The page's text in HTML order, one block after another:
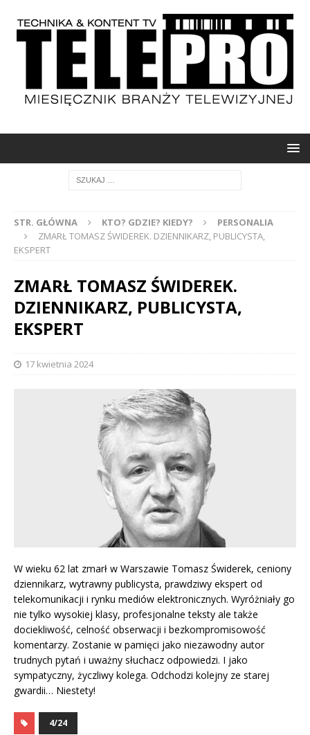
STR. GŁÓWNA KTO? GDZIE? KIEDY?
PERSONALIA
ZMARŁ TOMASZ ŚWIDEREK. DZIENNIKARZ, PUBLICYSTA,
EKSPERT
ZMARŁ TOMASZ ŚWIDEREK.
DZIENNIKARZ, PUBLICYSTA,
EKSPERT
17 kwietnia 2024
W wieku 62 lat zmarł w Warszawie Tomasz Świderek, ceniony
dziennikarz, wytrawny publicysta, prawdziwy ekspert od
telekomunikacji i rynku mediów elektronicznych. Wyróżniały go
nie tylko wysokiej klasy, profesjonalne teksty ale także
dociekliwość, celność obserwacji i bezkompromisowość
komentarzy. Zostanie w pamięci jako niezawodny autor
trudnych pytań i uważny słuchacz odpowiedzi. I jako
sympatyczny, życzliwy kolega. Odchodzi kolejny ze starej
gwardii… Niestety!
4/24